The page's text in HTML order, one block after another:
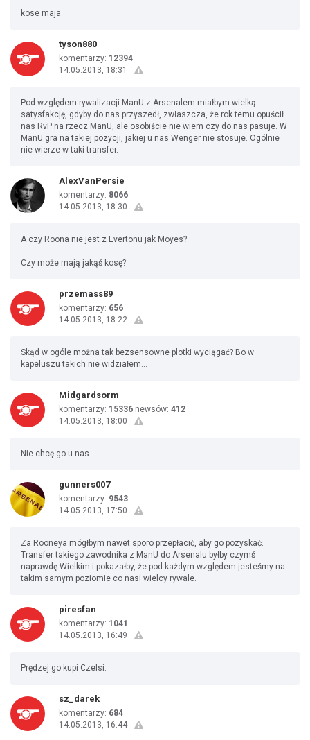
kose maja
tyson880
komentarzy: 12394
14.05.2013, 18:31
Pod względem rywalizacji ManU z Arsenalem miałbym wielką
satysfakcję, gdyby do nas przyszedł, zwłaszcza, że rok temu opuścił
nas RvP na rzecz ManU, ale osobiście nie wiem czy do nas pasuje. W
ManU gra na takiej pozycji, jakiej u nas Wenger nie stosuje. Ogólnie
nie wierze w taki transfer.
AlexVanPersie
komentarzy: 8066
14.05.2013, 18:30
A czy Roona nie jest z Evertonu jak Moyes?
Czy może mają jakąś kosę?
przemass89
komentarzy: 656
14.05.2013, 18:22
Skąd w ogóle można tak bezsensowne plotki wyciągać? Bo w
kapeluszu takich nie widziałem...
Midgardsorm
komentarzy: 15336 newsów: 412
14.05.2013, 18:00
Nie chcę go u nas.
gunners007
komentarzy: 9543
14.05.2013, 17:50
Za Rooneya mógłbym nawet sporo przepłacić, aby go pozyskać.
Transfer takiego zawodnika z ManU do Arsenalu byłby czymś
naprawdę Wielkim i pokazałby, że pod każdym względem jesteśmy na
takim samym poziomie co nasi wielcy rywale.
piresfan
komentarzy: 1041
14.05.2013, 16:49
Prędzej go kupi Czelsi.
sz_darek
komentarzy: 684
14.05.2013, 16:44